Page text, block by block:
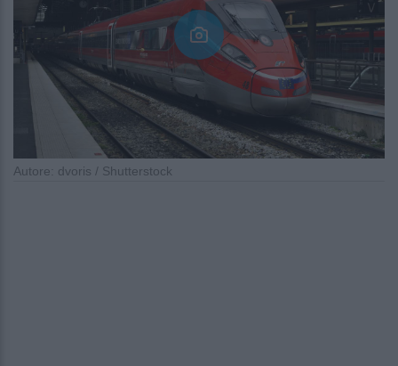
Autore: dvoris / Shutterstock